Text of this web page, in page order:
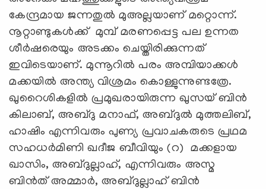
കേന്ദ്രമായ ജന്നതുല്‍ മുഅല്ലയാണ് മറ്റൊന്ന്.
നൂറ്റാണ്ടുകൾക്ക് മുമ്പ് മരണപ്പെട്ട പല ഉന്നത
ശീർഷരെയും അടക്കം ചെയ്തിരിക്കുന്നത്
ഇവിടെയാണ്. മുന്നൂറിൽ പരം അമ്പിയാക്കൾ
മക്കയിൽ അന്ത്യ വിശ്രമം കൊള്ളുന്നുണ്ടത്രേ.
ഖുറൈശികളിൽ പ്രമുഖരായിരുന്ന ഖുസയ് ബിൻ
കിലാബ്, അബ്ദു മനാഫ്, അബ്ദുൽ മുത്തലിബ്,
ഹാഷിം എന്നിവരും പുണ്യ പ്രവാചകരുടെ പ്രഥമ
സഹധർമിണി ഖദീജ ബീവിയും (റ) മക്കളായ
ഖാസിം, അബ്ദുല്ലാഹ്, എന്നിവരും അസ്മ
ബിൻത് അമ്മാർ, അബ്ദുല്ലാഹ് ബിൻ